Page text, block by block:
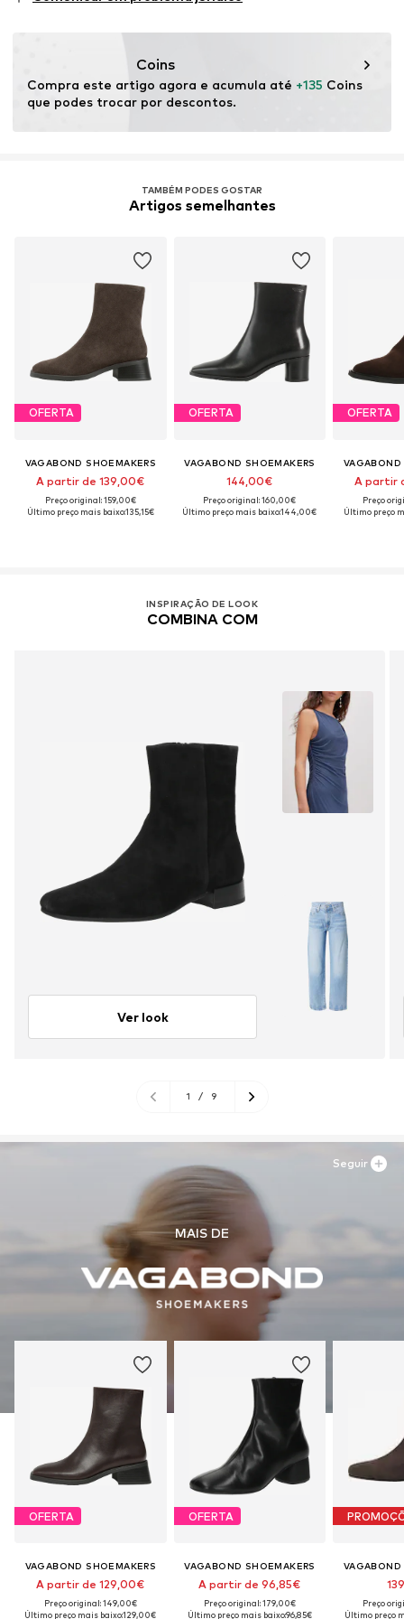
Prova: Leather Working Group (LWG) Certificação
Este produto contém couro certificado por uma norma
rastreabilidade na produção de material de couro.
Certificação & licença
Coins
Compra este artigo agora e acumula até +135 Coins
que podes trocar por descontos.
TAMBÉM PODES GOSTAR
Artigos semelhantes
OFERTA
VAGABOND SHOEMAKERS
A partir de 139,00€
Preço original: 159,00€
Último preço mais baixo:135,15€
OFERTA
VAGABOND SHOEMAKERS
144,00€
Preço original: 160,00€
Último preço mais baixo:144,00€
OFERTA
VAGABOND
A partir
Preço
Último preço
INSPIRAÇÃO DE LOOK
COMBINA COM
Ver look
1 / 9
MAIS DE
OFERTA
VAGABOND SHOEMAKERS
A partir de 129,00€
Preço original: 149,00€
Último preço mais baixo:129,00€
OFERTA
VAGABOND SHOEMAKERS
A partir de 96,85€
Preço original: 179,00€
Último preço mais baixo:96,85€
VAGABOND
Preço
Último preço
Seguir